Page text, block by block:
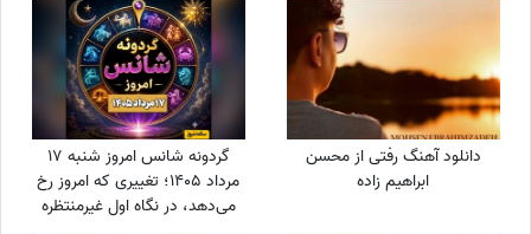
خانه به نام ایران❤«همه
خانواده‌ام خارج هستند ولی...»
دانلود آهنگ رفتی از محسن
ابراهیم زاده
گردونه شانس امروز شنبه 17
مرداد 1405؛ تغییری که امروز رخ
می‌دهد، در نگاه اول غیرمنتظره